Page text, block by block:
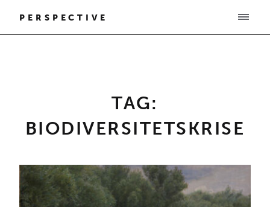
PERSPECTIVE
TAG:
BIODIVERSITETSKRISE